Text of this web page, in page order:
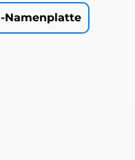
Namenplatte